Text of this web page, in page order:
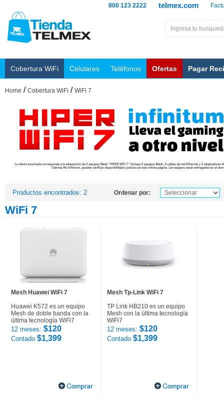
telmex.com
800 123 2222
Cobertura WiFi Celulares Teléfonos Ofertas Pagar
Home / Cobertura WiFi / WiFi 7
Productos encontrados: 2 Ordenar por:
WiFi 7
Mesh Huawei WiFi 7
Huawei K572 es un equipo
Mesh de doble banda con la
última tecnología WiFi7
12 meses: $120
Contado $1,399
Mesh Tp-Link WiFi 7
TP Link HB210 es un equipo
Mesh con la última tecnología
WiFi7
12 meses: $120
Contado $1,399